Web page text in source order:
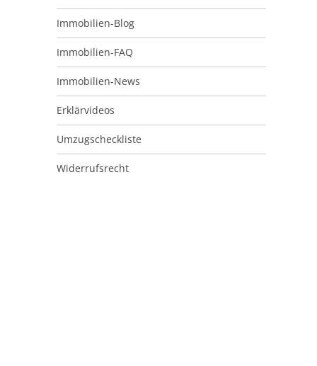
Immobilien-Blog
Immobilien-FAQ
Immobilien-News
Erklärvideos
Umzugscheckliste
Widerrufsrecht